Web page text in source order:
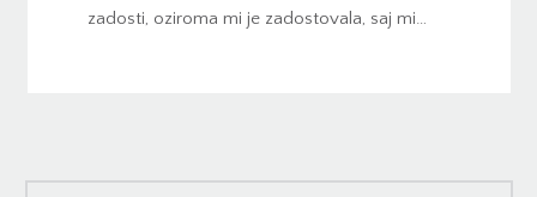
zadosti, oziroma mi je zadostovala, saj mi…